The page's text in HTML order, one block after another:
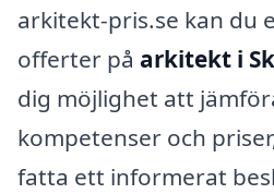
arkitekt-pris.se kan du
offerter på arkitekt i
dig möjlighet att
kompetenser och
fatta ett informerat